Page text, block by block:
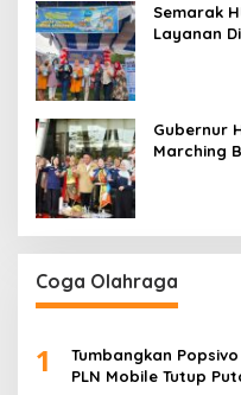
Semarak
Layanan
Gubernur
Marching
Coga Olahraga
1
Tumbangkan
PLN Mobile Tutup